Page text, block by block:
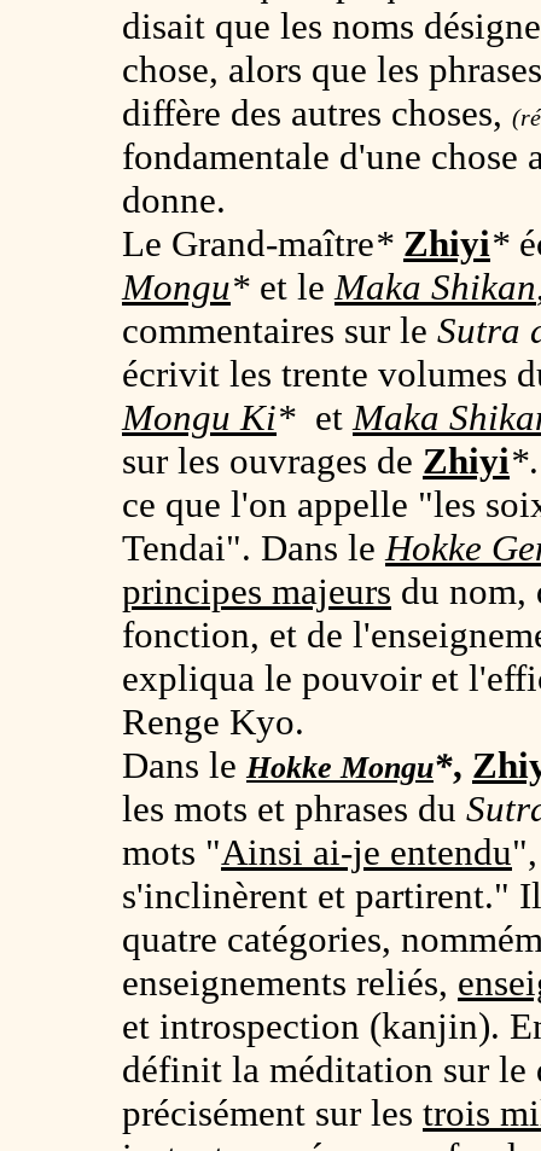
disait que les noms
chose, alors que les
diffère des autres choses,
fondamentale d'une
donne.
Le Grand-maître* Zhiyi*
Mongu* et leMaka Shikan
commentaires sur le Sutra
écrivit les trente volumes
Mongu Ki* etMaka
sur les ouvrages de Zhiyi*
ce que l'on appelle "les
Tendai". Dans leHokke
principes majeurs du nom,
fonction, et de
expliqua le pouvoir et
Renge Kyo.
Dans leHokke Mongu*,
les mots et phrases du
mots "Ainsi ai-je entendu
s'inclinèrent et partirent."
quatre catégories,
enseignements reliés,
et introspection (kanjin).
définit la méditation sur le
précisément sur les trois